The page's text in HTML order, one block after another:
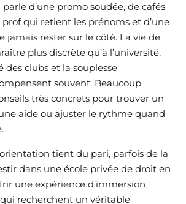
d’une promo soudée, de cafés
prof qui retient les prénoms et d’une
jamais rester sur le côté. La vie de
plus discrète qu’à l’université,
des clubs et la souplesse
souvent. Beaucoup
très concrets pour trouver un
aide ou ajuster le rythme quand
tient du pari, parfois de la
dans une école privée de droit en
une expérience d’immersion
recherchent un véritable